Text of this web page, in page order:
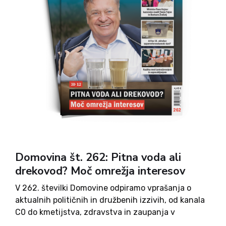
Domovina št. 262: Pitna voda ali
drekovod? Moč omrežja interesov
V 262. številki Domovine odpiramo vprašanja o
aktualnih političnih in družbenih izzivih, od kanala
C0 do kmetijstva, zdravstva in zaupanja v